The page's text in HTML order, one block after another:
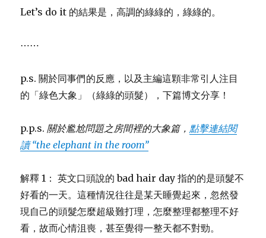
Let’s do it 的結果是，高調的綠綠的，綠綠的。
⋯⋯
p.s. 關於同事們的反應，以及主編這顆非常引人注目
的「綠色大象」（綠綠的頭髮），下篇博文分享！
p.p.s. 關於尷尬問題之房間裡的大象篇， 點擊連結閱
讀 “the elephant in the room”
解釋 1： 英文口頭說的 bad hair day 指的的是頭髮不
好看的一天。這種情況往往是某天睡覺起來，忽然發
現自己的頭髮怎麼超級難打理，怎麼整理都整理不好
看，故而心情沮喪，甚至覺得一整天都不對勁。